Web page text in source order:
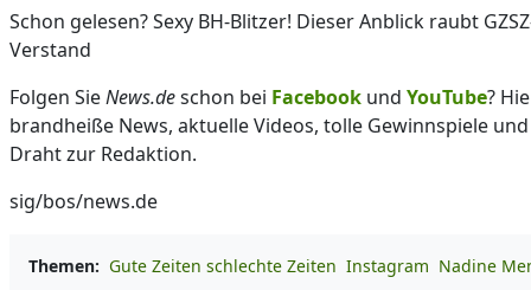
Schon gelesen? Sexy BH-Blitzer! Dieser Anblick raubt
Verstand
Folgen SieNews.deschon bei Facebook und YouTube?
brandheiße News, aktuelle Videos, tolle Gewinnspiele
Draht zur Redaktion.
sig/bos/news.de
Themen: Gute Zeiten schlechte Zeiten Instagram Nadine